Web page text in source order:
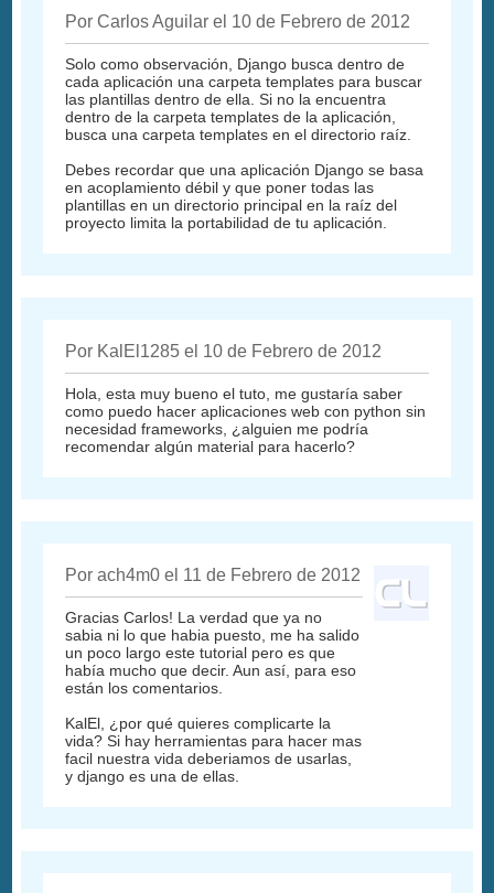
Por Carlos Aguilar el 10 de Febrero de 2012
Solo como observación, Django busca dentro de
cada aplicación una carpeta templates para buscar
las plantillas dentro de ella. Si no la encuentra
dentro de la carpeta templates de la aplicación,
busca una carpeta templates en el directorio raíz.
Debes recordar que una aplicación Django se basa
en acoplamiento débil y que poner todas las
plantillas en un directorio principal en la raíz del
proyecto limita la portabilidad de tu aplicación.
Por KalEl1285 el 10 de Febrero de 2012
Hola, esta muy bueno el tuto, me gustaría saber
como puedo hacer aplicaciones web con python sin
necesidad frameworks, ¿alguien me podría
recomendar algún material para hacerlo?
Por ach4m0 el 11 de Febrero de 2012
Gracias Carlos! La verdad que ya no
sabia ni lo que habia puesto, me ha salido
un poco largo este tutorial pero es que
había mucho que decir. Aun así, para eso
están los comentarios.
KalEl, ¿por qué quieres complicarte la
vida? Si hay herramientas para hacer mas
facil nuestra vida deberiamos de usarlas,
y django es una de ellas.